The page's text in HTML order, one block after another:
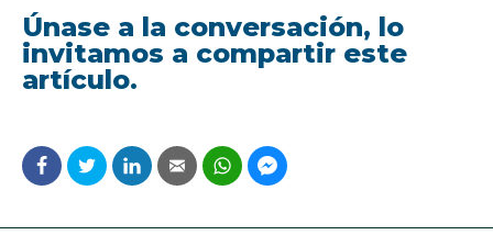
Únase a la conversación, lo
invitamos a compartir este
artículo.